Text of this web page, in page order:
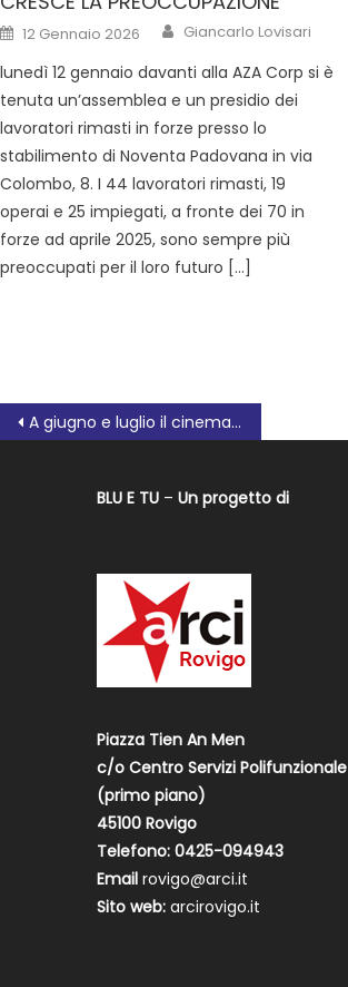
12 Gennaio 2026 Giancarlo Lovisari
lunedì 12 gennaio davanti alla AZA Corp si è
tenuta un’assemblea e un presidio dei
lavoratori rimasti in forze presso lo
stabilimento di Noventa Padovana in via
Colombo, 8. I 44 lavoratori rimasti, 19
operai e 25 impiegati, a fronte dei 70 in
forze ad aprile 2025, sono sempre più
preoccupati per il loro futuro […]
A giugno e luglio il cinema Duomo è in giro tra Adria e Rovigo
BLU E TU –Un progetto di
Piazza Tien An Men
c/o Centro Servizi Polifunzionale
(primo piano)
45100 Rovigo
Telefono: 0425-094943
Emailrovigo@arci.it
Sito web:arcirovigo.it